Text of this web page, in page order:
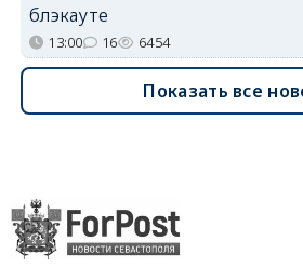
блэкауте
13:00 16 6454
Показать все